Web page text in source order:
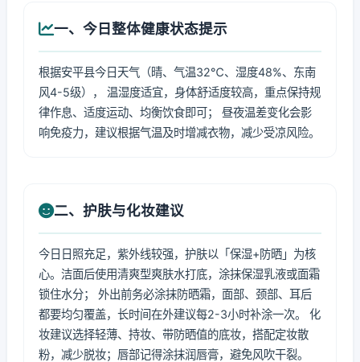
一、今日整体健康状态提示
根据安平县今日天气（晴、气温32℃、湿度48%、东南
风4-5级）， 温湿度适宜，身体舒适度较高，重点保持规
律作息、适度运动、均衡饮食即可； 昼夜温差变化会影
响免疫力，建议根据气温及时增减衣物，减少受凉风险。
二、护肤与化妆建议
今日日照充足，紫外线较强，护肤以「保湿+防晒」为核
心。洁面后使用清爽型爽肤水打底，涂抹保湿乳液或面霜
锁住水分； 外出前务必涂抹防晒霜，面部、颈部、耳后
都要均匀覆盖，长时间在外建议每2-3小时补涂一次。 化
妆建议选择轻薄、持妆、带防晒值的底妆，搭配定妆散
粉，减少脱妆；唇部记得涂抹润唇膏，避免风吹干裂。